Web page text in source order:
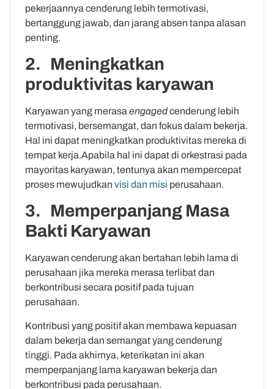
pekerjaannya cenderung lebih termotivasi,
bertanggung jawab, dan jarang absen tanpa alasan
penting.
2. Meningkatkan
produktivitas karyawan
Karyawan yang merasa engagedcenderung lebih
termotivasi, bersemangat, dan fokus dalam bekerja.
Hal ini dapat meningkatkan produktivitas mereka di
tempat kerja.Apabila hal ini dapat di orkestrasi pada
mayoritas karyawan, tentunya akan mempercepat
proses mewujudkan visi dan misi perusahaan.
3. Memperpanjang Masa
Bakti Karyawan
Karyawan cenderung akan bertahan lebih lama di
perusahaan jika mereka merasa terlibat dan
berkontribusi secara positif pada tujuan
perusahaan.
Kontribusi yang positif akan membawa kepuasan
dalam bekerja dan semangat yang cenderung
tinggi. Pada akhirnya, keterikatan ini akan
memperpanjang lama karyawan bekerja dan
berkontribusi pada perusahaan.